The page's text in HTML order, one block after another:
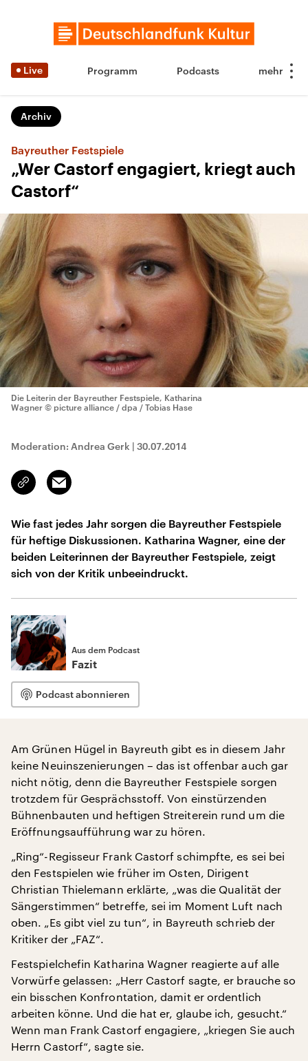
Live Programm Podcasts
Archiv
Bayreuther Festspiele
„Wer Castorf engagiert, kriegt auch
Castorf“
Die Leiterin der Bayreuther Festspiele, Katharina
Wagner © picture alliance / dpa / Tobias Hase
Moderation: Andrea Gerk | 30.07.2014
Link
kopieren/teilen
Email
Wie fast jedes Jahr sorgen die Bayreuther Festspiele
für heftige Diskussionen. Katharina Wagner, eine der
beiden Leiterinnen der Bayreuther Festspiele, zeigt
sich von der Kritik unbeeindruckt.
Aus dem Podcast
Fazit
Podcast abonnieren
Am Grünen Hügel in Bayreuth gibt es in diesem Jahr
keine Neuinszenierungen – das ist offenbar auch gar
nicht nötig, denn die Bayreuther Festspiele sorgen
trotzdem für Gesprächsstoff. Von einstürzenden
Bühnenbauten und heftigen Streiterein rund um die
Eröffnungsaufführung war zu hören.
„Ring“-Regisseur Frank Castorf schimpfte, es sei bei
den Festspielen wie früher im Osten, Dirigent
Christian Thielemann erklärte, „was die Qualität der
Sängerstimmen“ betreffe, sei im Moment Luft nach
oben. „Es gibt viel zu tun“, in Bayreuth schrieb der
Kritiker der „FAZ“.
Festspielchefin Katharina Wagner reagierte auf alle
Vorwürfe gelassen: „Herr Castorf sagte, er brauche so
ein bisschen Konfrontation, damit er ordentlich
arbeiten könne. Und die hat er, glaube ich, gesucht.“
Wenn man Frank Castorf engagiere, „kriegen Sie auch
Herrn Castorf“, sagte sie.